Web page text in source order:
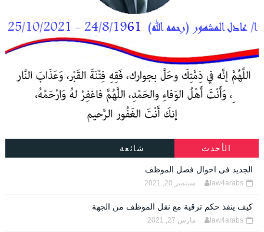
الأحدث شائعة
الجديد فى احوال فصل الموظف
law4arabs سبتمبر 20, 2021
كيف ينفذ حكم ترقية مع نقل الموظف من الجهة
law4arabs مارس 27, 2021